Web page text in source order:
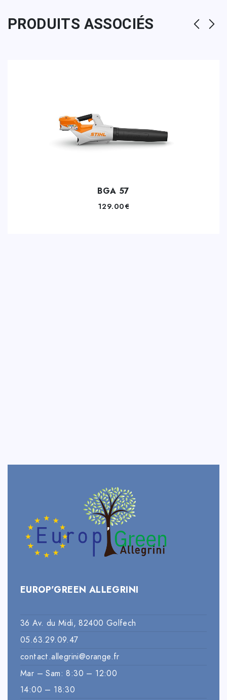
PRODUITS ASSOCIÉS
BGA 57
129.00€
EUROP’GREEN ALLEGRINI
36 Av. du Midi, 82400 Golfech
05.63.29.09.47
contact.allegrini@orange.fr
Mar – Sam: 8:30 – 12:00
14:00 – 18:30